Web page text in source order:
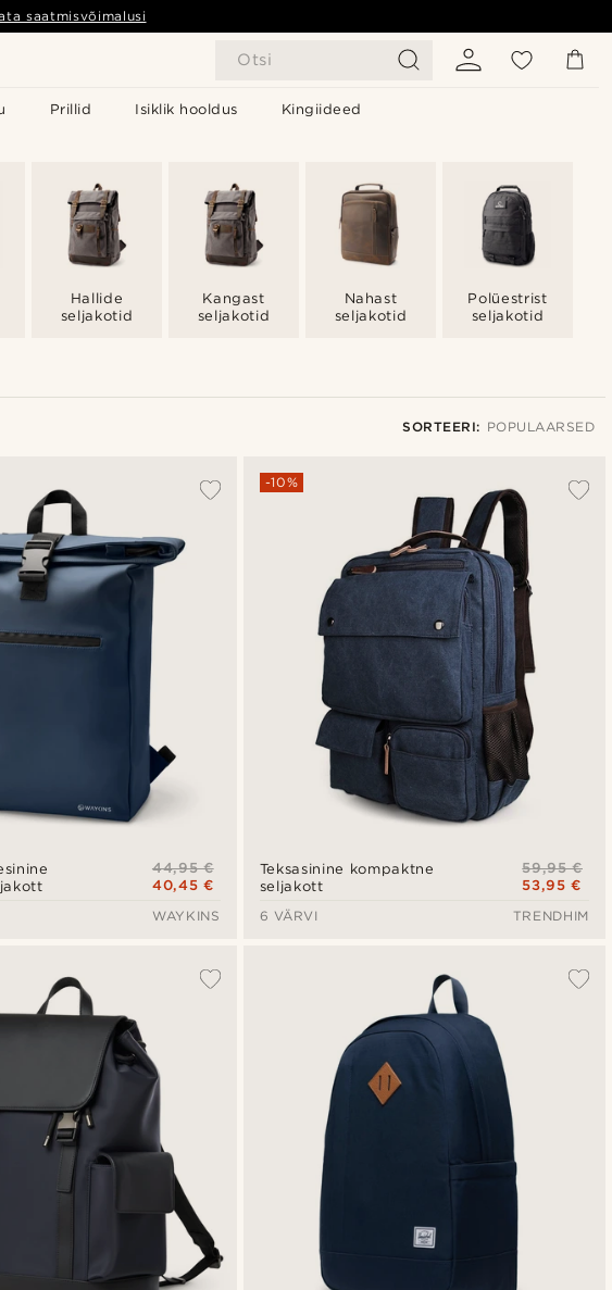
Otsi
Prillid Isiklik hooldus Kingiideed
saatmisvõimalusi
Hallide
seljakotid
Kangast
seljakotid
Nahast
seljakotid
Polüestrist
seljakotid
SORTEERI: POPULAARSED
Uusim
Madala hind
Kõrgeim hind
44,95 €
40,45 €
WAYKINS
Teksasinine kompaktne
seljakott
-10%
59,95 €
53,95 €
6 VÄRVI
TRENDHIM